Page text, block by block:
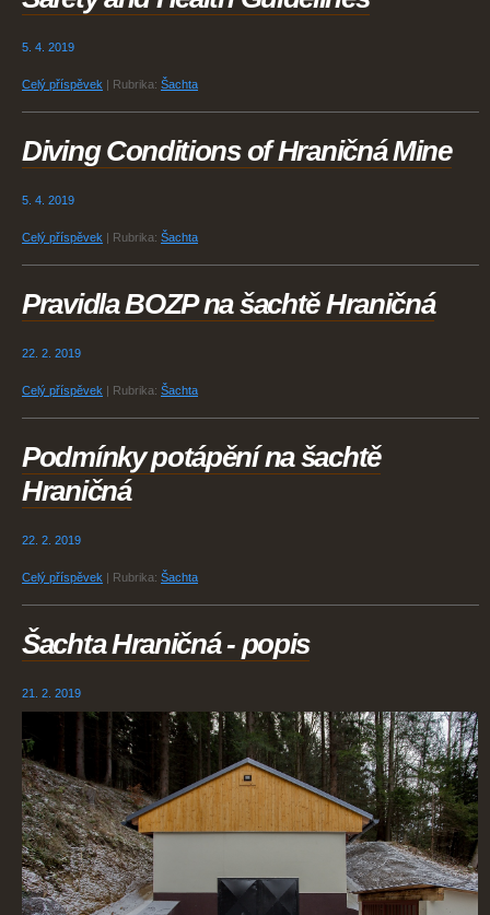
5. 4. 2019
Celý příspěvek | Rubrika: Šachta
Diving Conditions of Hraničná Mine
5. 4. 2019
Celý příspěvek | Rubrika: Šachta
Pravidla BOZP na šachtě Hraničná
22. 2. 2019
Celý příspěvek | Rubrika: Šachta
Podmínky potápění na šachtě
Hraničná
22. 2. 2019
Celý příspěvek | Rubrika: Šachta
Šachta Hraničná - popis
21. 2. 2019